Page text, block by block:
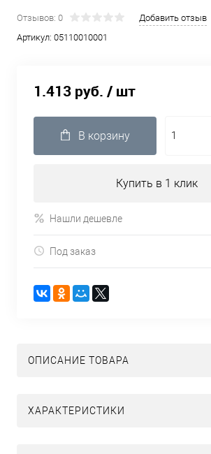
Отзывов: 0
Добавить отзыв
Артикул: 05110010001
1.413 руб. / шт
В корзину
Купить в 1 клик
Нашли дешевле
Под заказ
ОПИСАНИЕ ТОВАРА
ХАРАКТЕРИСТИКИ